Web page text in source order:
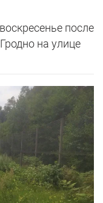
после
на улице